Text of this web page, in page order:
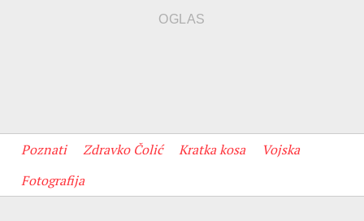
Poznati Zdravko Čolić Kratka kosa
Vojska
Fotografija